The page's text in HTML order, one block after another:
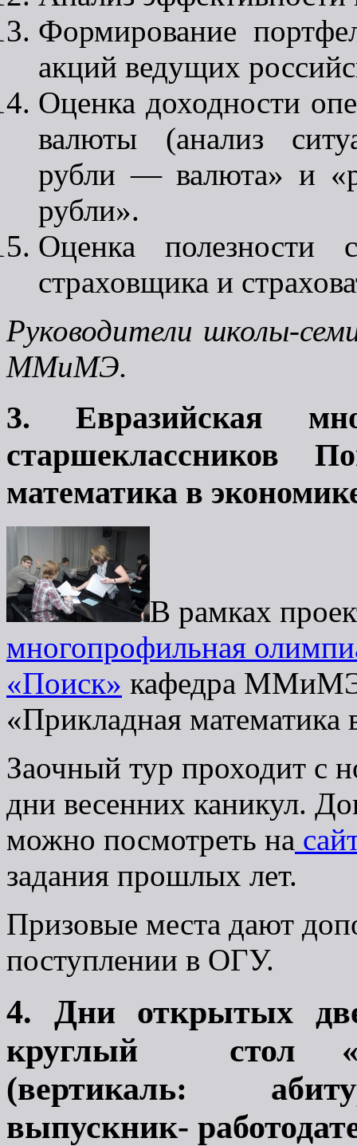
Формирование
акций ведущих
Оценка доходности
валюты (анализ
рубли — валюта» и
рубли».
Оценка полезности
страховщика и
Руководители школы-
ММиМЭ.
3. Евразийская
старшеклассников
математика в
В рамках
многопрофильная
«Поиск» кафедра ММиМЭ
«Прикладная математика
Заочный тур проходит с
дни весенних каникул.
можно посмотреть на
задания прошлых лет.
Призовые места дают
поступлении в ОГУ.
4. Дни открытых
круглый стол
(вертикаль:
выпускник-